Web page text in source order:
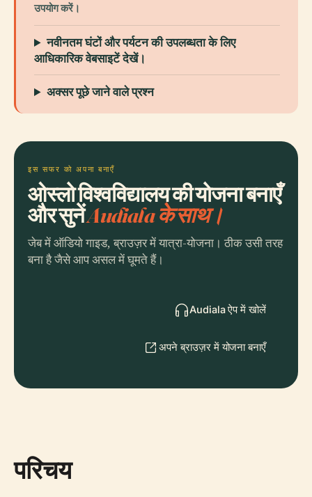
उपयोग करें।
नवीनतम घंटों और पर्यटन की उपलब्धता के लिए
आधिकारिक वेबसाइटें देखें।
अक्सर पूछे जाने वाले प्रश्न
इस सफर को अपना बनाएँ
ओस्लो विश्वविद्यालय की योजना बनाएँ
और सुनेंAudiala के साथ।
जेब में ऑडियो गाइड, ब्राउज़र में यात्रा-योजना। ठीक उसी तरह
बना है जैसे आप असल में घूमते हैं।
Audiala ऐप में खोलें
अपने ब्राउज़र में योजना बनाएँ
परिचय